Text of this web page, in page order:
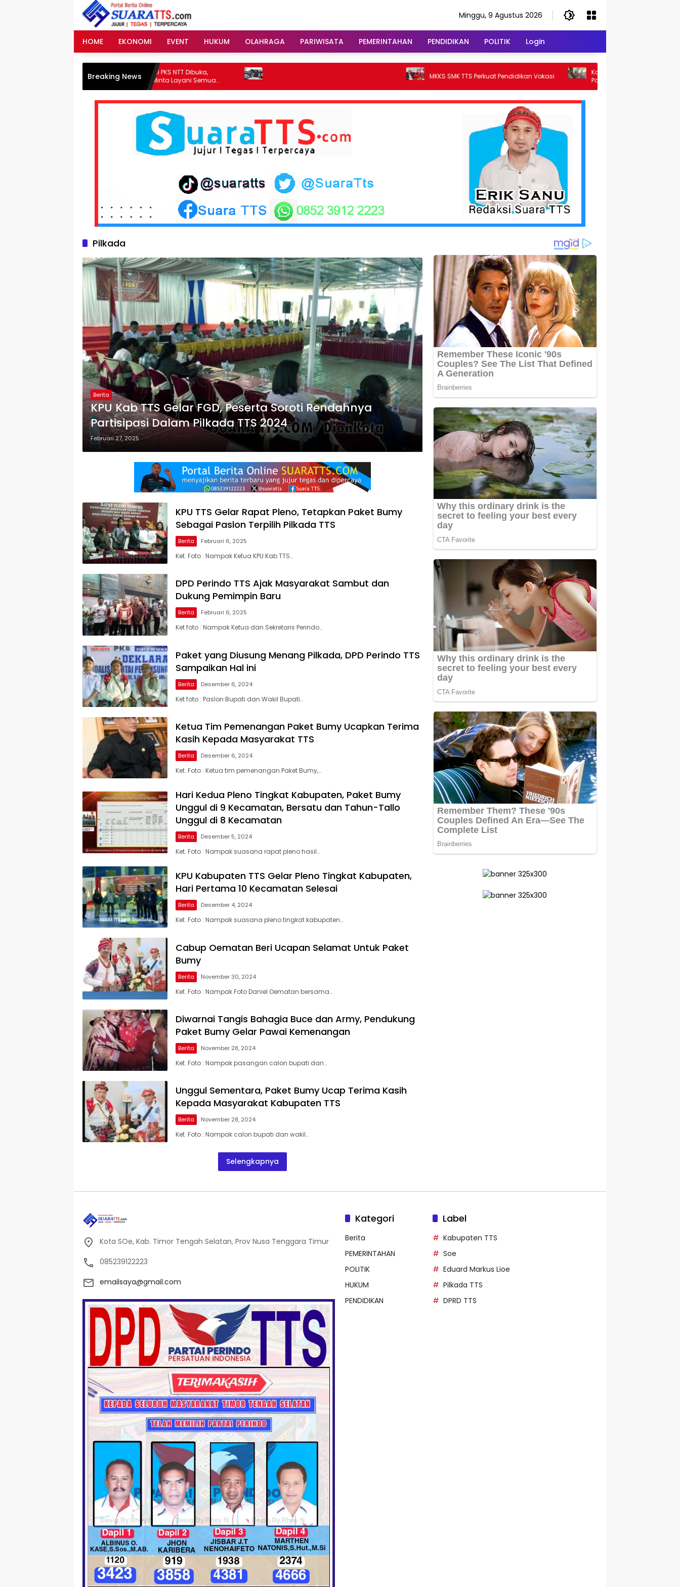
Minggu, 9 Agustus 2026
HOME EKONOMI EVENT HUKUM OLAHRAGA PARIWISATA PEMERINTAHAN PENDIDIKAN POLITIK Login
Breaking News
Rumah Advokasi PKS NTT Dibuka,
Gubernur Melki Minta Layani Semua
MKKS SMK TTS Perkuat Pendidikan Vokasi
Kasus Penggelapan dan Pengancaman,
Polsek Alak Tetapkan Dua Tersangka
Pilkada
Berita
KPU Kab TTS Gelar FGD, Peserta Soroti Rendahnya
Partisipasi Dalam Pilkada TTS 2024
Februari 27, 2025
KPU TTS Gelar Rapat Pleno, Tetapkan Paket Bumy
Sebagai Paslon Terpilih Pilkada TTS
Berita Februari 6, 2025
Ket. Foto : Nampak Ketua KPU Kab TTS…
DPD Perindo TTS Ajak Masyarakat Sambut dan
Dukung Pemimpin Baru
Berita Februari 6, 2025
Ket foto : Nampak Ketua dan Sekretaris Perindo…
Paket yang Diusung Menang Pilkada, DPD Perindo TTS
Sampaikan Hal ini
Berita Desember 6, 2024
Ket foto : Paslon Bupati dan Wakil Bupati…
Ketua Tim Pemenangan Paket Bumy Ucapkan Terima
Kasih Kepada Masyarakat TTS
Berita Desember 6, 2024
Ket. Foto : Ketua tim pemenangan Paket Bumy,…
Hari Kedua Pleno Tingkat Kabupaten, Paket Bumy
Unggul di 9 Kecamatan, Bersatu dan Tahun-Tallo
Unggul di 8 Kecamatan
Berita Desember 5, 2024
Ket. Foto : Nampak suasana rapat pleno hasil…
KPU Kabupaten TTS Gelar Pleno Tingkat Kabupaten,
Hari Pertama 10 Kecamatan Selesai
Berita Desember 4, 2024
Ket. Foto : Nampak suasana pleno tingkat kabupaten…
Cabup Oematan Beri Ucapan Selamat Untuk Paket
Bumy
Berita November 30, 2024
Ket. Foto : Nampak Foto Daniel Oematan bersama…
Diwarnai Tangis Bahagia Buce dan Army, Pendukung
Paket Bumy Gelar Pawai Kemenangan
Berita November 28, 2024
Ket. Foto : Nampak pasangan calon bupati dan…
Unggul Sementara, Paket Bumy Ucap Terima Kasih
Kepada Masyarakat Kabupaten TTS
Berita November 28, 2024
Ket. Foto : Nampak calon bupati dan wakil…
Selengkapnya
Kota SOe, Kab. Timor Tengah Selatan, Prov Nusa Tenggara Timur
085239122223
emailsaya@gmail.com
Kategori
Berita
PEMERINTAHAN
POLITIK
HUKUM
PENDIDIKAN
Label
Kabupaten TTS
Soe
Eduard Markus Lioe
Pilkada TTS
DPRD TTS